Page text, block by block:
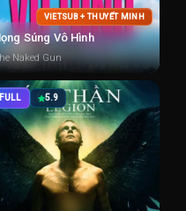
VIETSUB + THUYẾT MINH
Súng Vô Hình
Naked Gun
FULL 5.9